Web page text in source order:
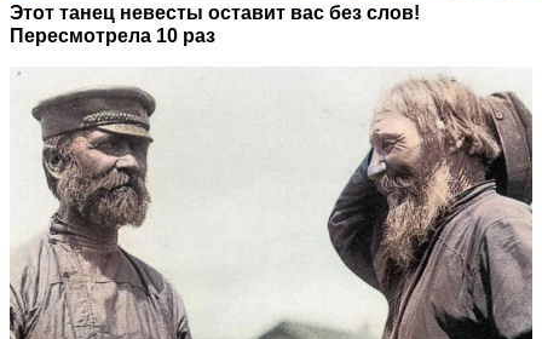
Этот танец невесты оставит вас без слов!
Пересмотрела 10 раз